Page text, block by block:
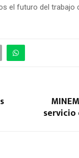
el futuro del trabajo
servicio